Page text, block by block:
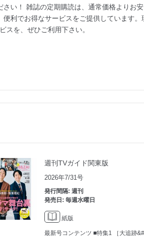
い！ 雑誌の定期購読は、通常価格よりお
利でお得なサービスをご提供しています。
スを、ぜひご利用下さい。
週刊TVガイド関東版
2026年7/31号
発行間隔: 週刊
発売日: 毎週水曜日
紙版
最新号コンテンツ ■特集1 ［大追跡